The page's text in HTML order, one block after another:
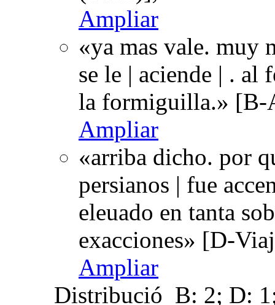
Ampliar
«ya mas vale. muy
se le | aciende | . al
la formiguilla.» [B-
Ampliar
«arriba dicho. por
persianos | fue
eleuado en tanta
exacciones» [D-
Ampliar
Distribució B: 2; D: